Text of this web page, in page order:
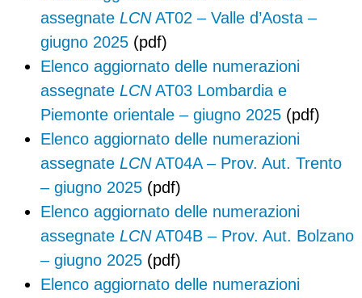
assegnate LCNAT02 – Valle d’Aosta –
giugno 2025 (pdf)
Elenco aggiornato delle numerazioni
assegnate LCNAT03 Lombardia e
Piemonte orientale – giugno 2025 (pdf)
Elenco aggiornato delle numerazioni
assegnate LCNAT04A – Prov. Aut. Trento
– giugno 2025 (pdf)
Elenco aggiornato delle numerazioni
assegnate LCNAT04B – Prov. Aut. Bolzano
– giugno 2025 (pdf)
Elenco aggiornato delle numerazioni